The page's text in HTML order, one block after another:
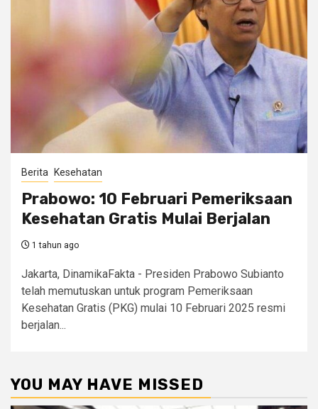
Berita Kesehatan
Prabowo: 10 Februari Pemeriksaan
Kesehatan Gratis Mulai Berjalan
1 tahun ago
Jakarta, DinamikaFakta - Presiden Prabowo Subianto
telah memutuskan untuk program Pemeriksaan
Kesehatan Gratis (PKG) mulai 10 Februari 2025 resmi
berjalan...
YOU MAY HAVE MISSED